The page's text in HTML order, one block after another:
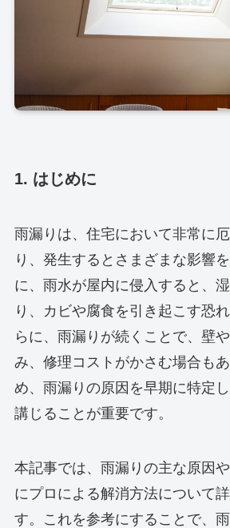
1. はじめに
雨漏りは、住宅において非常に
り、発生するとさまざまな影響
に、雨水が屋内に侵入すると、
り、カビや腐食を引き起こす恐
らに、雨漏りが続くことで、壁
み、修理コストがかさむ場合も
め、雨漏りの原因を早期に特定
講じることが重要です。
本記事では、雨漏りの主な原因
にプロによる解消方法について
す。これを参考にすることで、